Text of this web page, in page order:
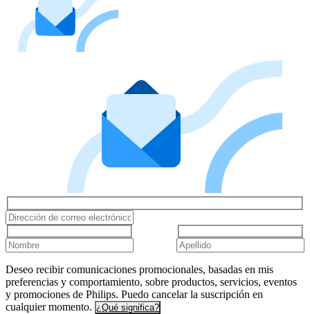
Deseo recibir comunicaciones promocionales, basadas en mis
preferencias y comportamiento, sobre productos, servicios, eventos
y promociones de Philips. Puedo cancelar la suscripción en
cualquier momento. ¿Qué significa?